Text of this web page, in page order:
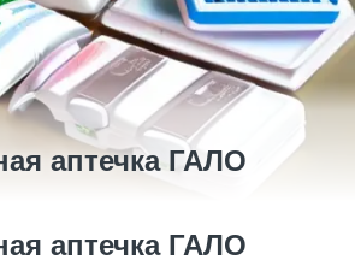
аптечка ГАЛО
аптечка ГАЛО